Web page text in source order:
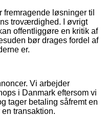
løsninger til
troværdighed. I øvrigt
offentliggøre en kritik af
bør drages fordel af
er.
Vi arbejder
i Danmark eftersom vi
tager betaling såfremt en
transaktion.